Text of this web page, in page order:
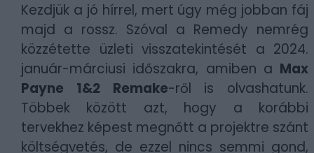
Kezdjük a jó hírrel, mert úgy még jobban fáj
majd a rossz. Szóval a Remedy nemrég
közzétette üzleti visszatekintését a 2024.
január-márciusi időszakra, amiben a Max
Payne 1&2 Remake-ről is olvashatunk.
Többek között azt, hogy a korábbi
tervekhez képest megnőtt a projektre szánt
költségvetés, de ezzel nincs semmi gond,